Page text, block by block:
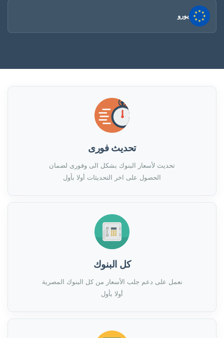
يورو
تحديث فورى
تحديث لأسعار البنوك بشكل الى وفورى لضمان
الحصول على اخر التحديثات أولا بأول
كل البنوك
نعمل على دعم جلب الأسعار من كل البنوك المصرية
أولا بأول